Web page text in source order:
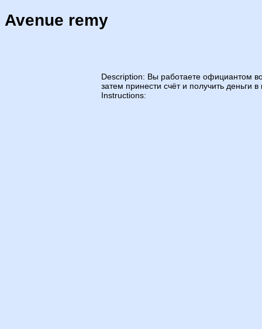
Avenue remy
Description: Вы работаете официантом
затем принести счёт и получить деньги в
Instructions: